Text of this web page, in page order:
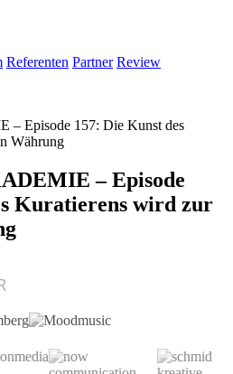
Referenten Partner Review
– Episode
Kuratierens wird zur